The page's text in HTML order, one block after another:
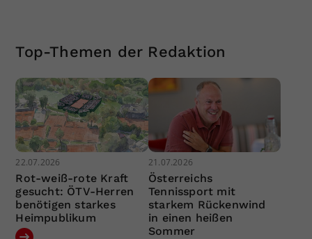
Top-Themen der Redaktion
22.07.2026
Rot-weiß-rote Kraft
gesucht: ÖTV-Herren
benötigen starkes
Heimpublikum
21.07.2026
Österreichs
Tennissport mit
starkem Rückenwind
in einen heißen
Sommer